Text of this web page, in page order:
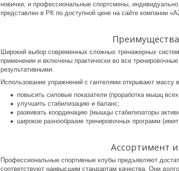
новички, и профессиональные спортсмены,
представлен в РК по доступной цене на сайте компании
Широкий выбор современных сложных тренажерных
применении и включены практически во все
результативными.
Использование упражнений с гантелями открывают массу
повысить силовые показатели (проработка мышц
улучшить стабилизацию и баланс;
развивать координацию (мышцы стабилизаторы
широкое разнообразие тренировочных программ
Ассортимент
Профессиональные спортивные клубы предъявляют
соответствуют наивысшим стандартам качества. Они